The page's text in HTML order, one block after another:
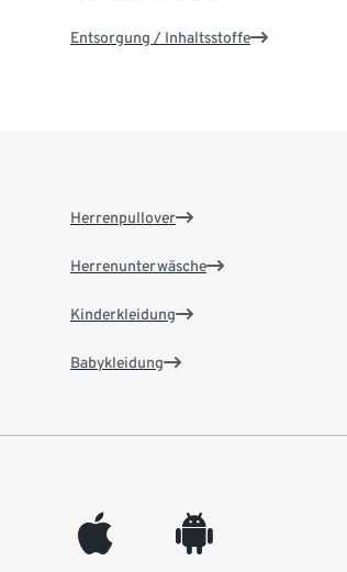
Entsorgung / Inhaltsstoffe
Herrenpullover
Herrenunterwäsche
Kinderkleidung
Babykleidung
appleinc android